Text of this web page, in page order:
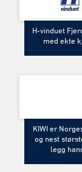
H-vinduet
med ekte
KIWI er
og nest
legg